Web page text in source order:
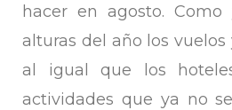
hacer en agosto. Como
alturas del año los vuelos
al igual que los
actividades que ya no